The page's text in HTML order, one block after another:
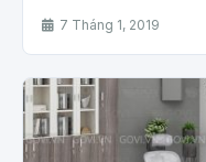
7 Tháng 1, 2019